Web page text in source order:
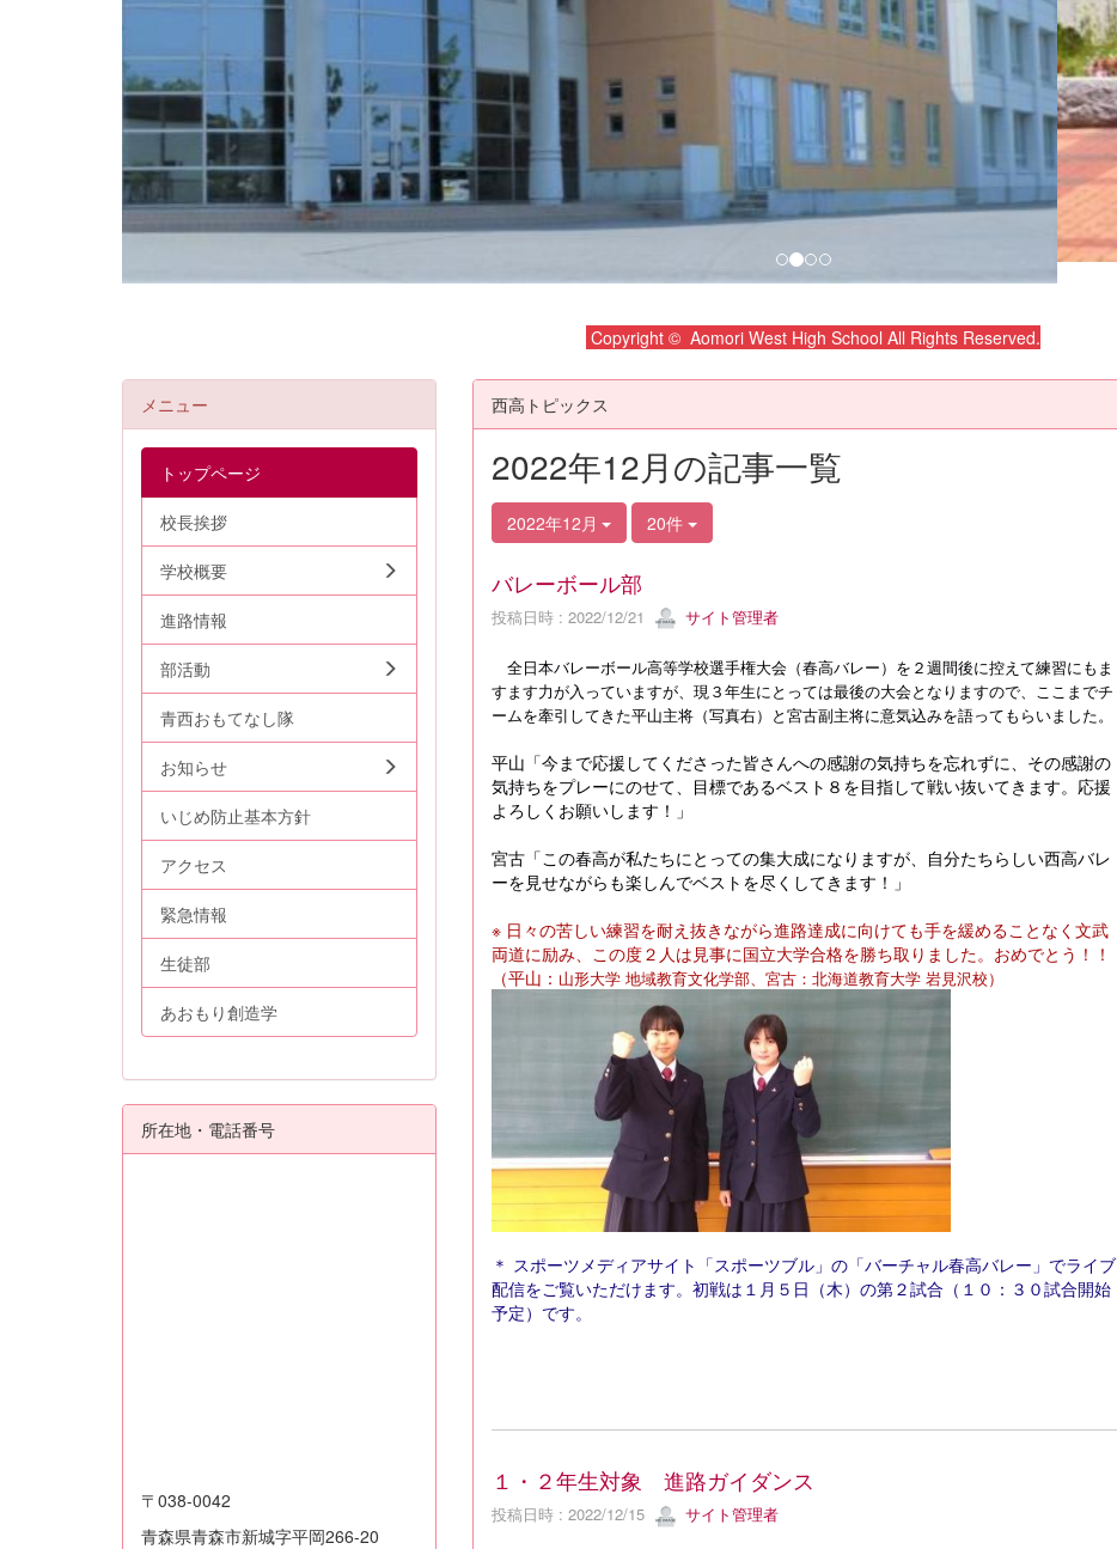
Copyright © Aomori West High School All Rights Reserved.
西高トピックス
2022年12月の記事一覧
2022年12月 20件
バレーボール部
投稿日時 : 2022/12/21 サイト管理者
全日本バレーボール高等学校選手権大会（春高バレー）を２週間後に控えて練習にもま
すます力が入っていますが、現３年生にとっては最後の大会となりますので、ここまでチ
ームを牽引してきた平山主将（写真右）と宮古副主将に意気込みを語ってもらいました。
平山「今まで応援してくださった皆さんへの感謝の気持ちを忘れずに、その感謝の
気持ちをプレーにのせて、目標であるベスト８を目指して戦い抜いてきます。応援
よろしくお願いします！」
宮古「この春高が私たちにとっての集大成になりますが、自分たちらしい西高バレ
ーを見せながらも楽しんでベストを尽くしてきます！」
※ 日々の苦しい練習を耐え抜きながら進路達成に向けても手を緩めることなく文武
両道に励み、この度２人は見事に国立大学合格を勝ち取りました。おめでとう！！
（平山： 山形大学 地域教育文化学部、宮古： 北海道教育大学 岩見沢校）
＊ スポーツメディアサイト「スポーツブル」の「バーチャル春高バレー」でライブ
配信をご覧いただけます。初戦は１月５日（木）の第２試合（１０：３０試合開始
予定）です。
１・２年生対象 進路ガイダンス
投稿日時 : 2022/12/15 サイト管理者
メニュー
トップページ
校長挨拶
学校概要
進路情報
部活動
青西おもてなし隊
お知らせ
いじめ防止基本方針
アクセス
緊急情報
生徒部
あおもり創造学
所在地・電話番号
〒038-0042
青森県青森市新城字平岡266-20